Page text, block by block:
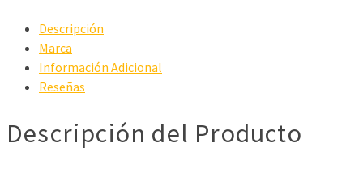
Descripción
Marca
Información Adicional
Reseñas
Descripción del Producto